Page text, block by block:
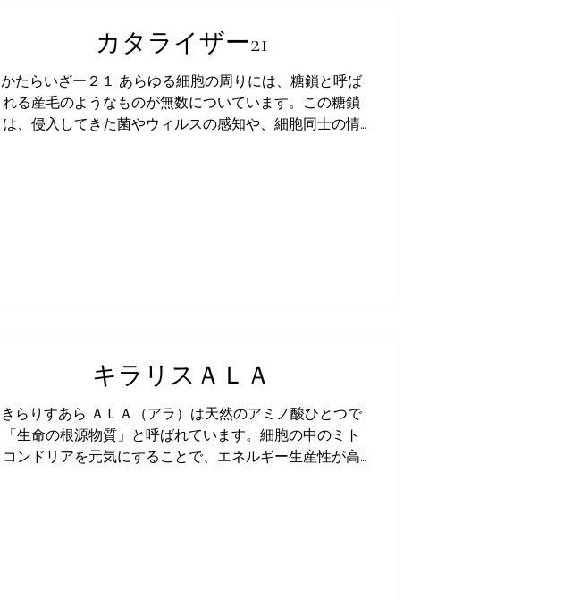
カタライザー21
かたらいざー２１ あらゆる細胞の周りには、糖鎖と呼ば
れる産毛のようなものが無数についています。この糖鎖
は、侵入してきた菌やウィルスの感知や、細胞同士の情
キラリスＡＬＡ
きらりすあら ＡＬＡ（アラ）は天然のアミノ酸ひとつで
「生命の根源物質」と呼ばれています。細胞の中のミト
コンドリアを元気にすることで、エネルギー生産性が高